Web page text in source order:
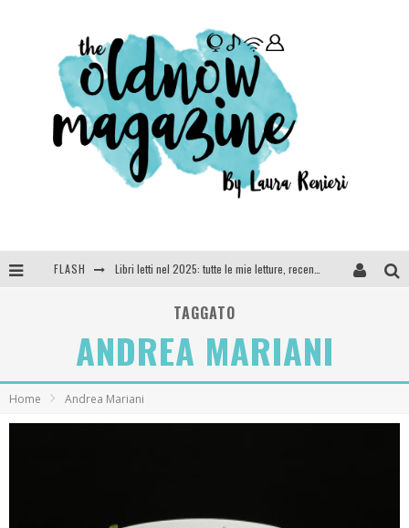
FLASH
SEE YOU AT 5 | Chanel
Anya Taylor-Joy, Jisoo e Willow Smith protagoniste della nuova campagna Dior Addict
TAGGATO
ANDREA MARIANI
Home Andrea Mariani